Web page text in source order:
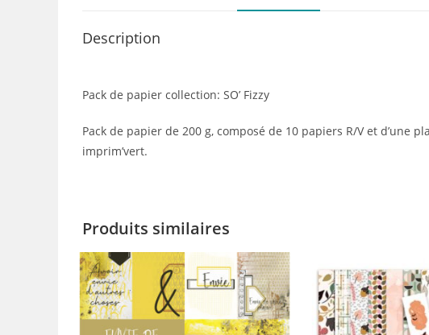
Description
Pack de papier collection: SO’ Fizzy
Pack de papier de 200 g, composé de 10 papiers R/V et d’une
imprim’vert.
Produits similaires